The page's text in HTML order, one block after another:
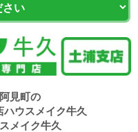
見町の
ウスメイク牛久
メイク牛久